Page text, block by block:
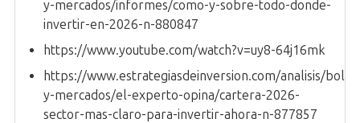
y-mercados/informes/como-y-sobre-todo-donde-
invertir-en-2026-n-880847
https://www.youtube.com/watch?v=uy8-64j16mk
https://www.estrategiasdeinversion.com/analisis/
y-mercados/el-experto-opina/cartera-2026-
sector-mas-claro-para-invertir-ahora-n-877857